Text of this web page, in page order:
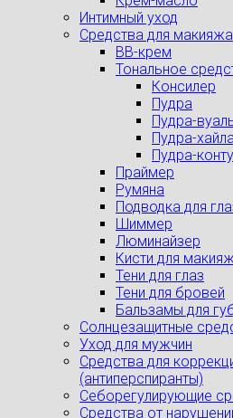
Интимный уход
Средства для макияжа
BB-крем
Тональное
Консилер
Пудра
Пудра-
Пудра-
Пудра-
Праймер
Румяна
Подводка для
Шиммер
Люминайзер
Кисти для
Тени для глаз
Тени для бровей
Бальзамы для
Солнцезащитные
Уход для мужчин
Средства для
(антиперспиранты)
Себорегулирующие
Средства от